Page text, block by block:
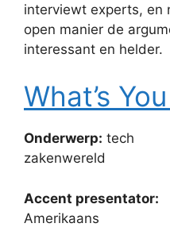
interviewt experts, en
open manier de
interessant en helder.
What’s
Onderwerp: tech
zakenwereld
Accent presentator:
Amerikaans